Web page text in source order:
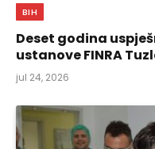
BIH
Deset godina
ustanove FINRA
jul 24, 2026